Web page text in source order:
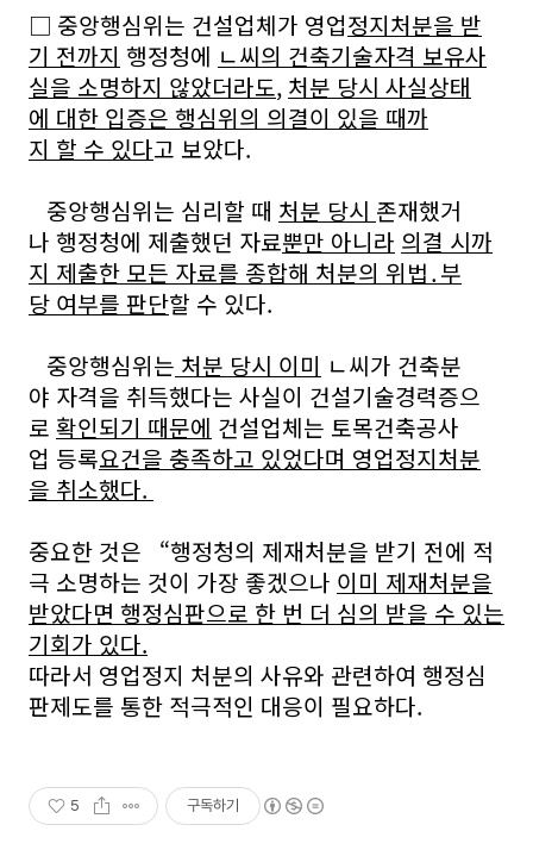
□ 중앙행심위는 건설업체가 영업정지처분을 받
기 전까지 행정청에 ㄴ씨의 건축기술자격 보유사
실을 소명하지 않았더라도, 처분 당시 사실상태
에 대한 입증은 행심위의 의결이 있을 때까
지 할 수 있다고 보았다.
중앙행심위는 심리할 때 처분 당시 존재했거
나 행정청에 제출했던 자료뿐만 아니라 의결 시까
지 제출한 모든 자료를 종합해 처분의 위법․부
당 여부를 판단할 수 있다.
중앙행심위는 처분 당시 이미 ㄴ씨가 건축분
야 자격을 취득했다는 사실이 건설기술경력증으
로 확인되기 때문에 건설업체는 토목건축공사
업 등록요건을 충족하고 있었다며 영업정지처분
을 취소했다.
중요한 것은 “행정청의 제재처분을 받기 전에 적
극 소명하는 것이 가장 좋겠으나 이미 제재처분을
받았다면 행정심판으로 한 번 더 심의 받을 수 있는
기회가 있다.
따라서 영업정지 처분의 사유와 관련하여 행정심
판제도를 통한 적극적인 대응이 필요하다.
5 구독하기